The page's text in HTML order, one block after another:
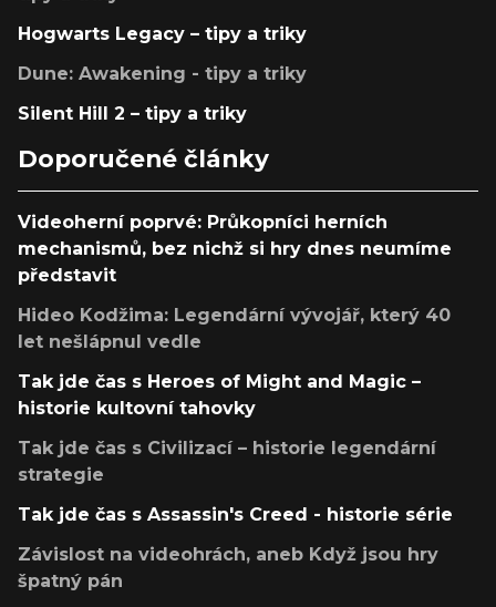
Hogwarts Legacy – tipy a triky
Dune: Awakening - tipy a triky
Silent Hill 2 – tipy a triky
Doporučené články
Videoherní poprvé: Průkopníci herních
mechanismů, bez nichž si hry dnes neumíme
představit
Hideo Kodžima: Legendární vývojář, který 40
let nešlápnul vedle
Tak jde čas s Heroes of Might and Magic –
historie kultovní tahovky
Tak jde čas s Civilizací – historie legendární
strategie
Tak jde čas s Assassin's Creed - historie série
Závislost na videohrách, aneb Když jsou hry
špatný pán